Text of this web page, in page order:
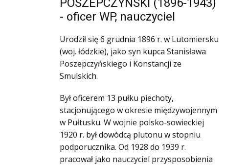
Ofiary zbrodni katyńskiej
Antykomunistyczne podziemie zbrojne
Opozycja demokratyczna w PRL
Artyści
Badacze
POSZEPCZYŃSKI (1896-1943)
- oficer WP, nauczyciel
Urodził się 6 grudnia 1896 r. w Lutomiersku
(woj. łódzkie), jako syn kupca Stanisława
Poszepczyńskiego i Konstancji ze
Smulskich.
Był oficerem 13 pułku piechoty,
stacjonującego w okresie międzywojennym
w Pułtusku. W wojnie polsko-sowieckiej
1920 r. był dowódcą plutonu w stopniu
podporucznika. Od 1928 do 1939 r.
pracował jako nauczyciel przysposobienia